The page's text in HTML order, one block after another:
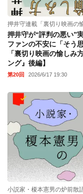
押井守連載「裏切り映画の
押井守が“評判の悪い”
ファンの不安に「そう
「裏切り映画の愉しみ
ング』後編】
第20回 2026/6/17 19:30
小説家・榎本憲男の炉前散